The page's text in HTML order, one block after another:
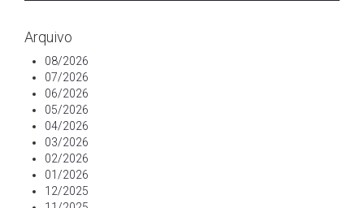
Arquivo
08/2026
07/2026
06/2026
05/2026
04/2026
03/2026
02/2026
01/2026
12/2025